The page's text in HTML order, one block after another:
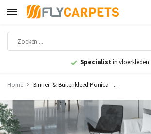
9,1uit 11.000+ beoordelingen
Home Binnen & Buitenkleed Ponica - ...